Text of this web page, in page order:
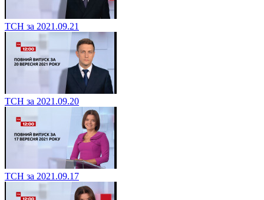
ТСН за 2021.09.21
ТСН за 2021.09.20
ТСН за 2021.09.17